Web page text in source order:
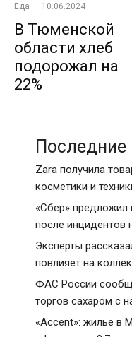
Еда · 10.06.2024
В Тюменской
области хлеб
подорожал на
22%
Последние
Zara получила
косметики и
«Сбер»
после инцидентов
Эксперты
повлияет на
ФАС России
торгов сахаром с
«Accent»: жилье в